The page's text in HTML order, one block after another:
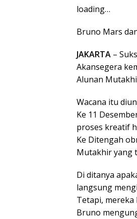
loading…
Bruno Mars
JAKARTA –
Akansegera
Alunan
Wacana itu
Ke 11
proses kreatif
Ke Ditengah
Mutakhir yang
Di ditanya
langsung
Tetapi, mereka
Bruno